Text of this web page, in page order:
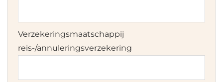
Verzekeringsmaatschappij
reis-/annuleringsverzekering